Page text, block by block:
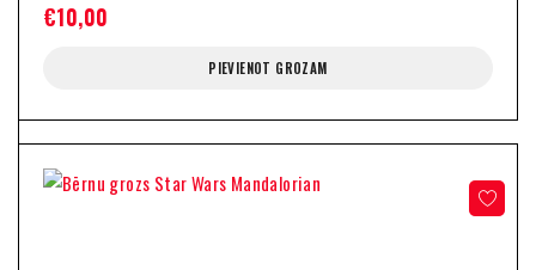
€10,00
PIEVIENOT GROZAM